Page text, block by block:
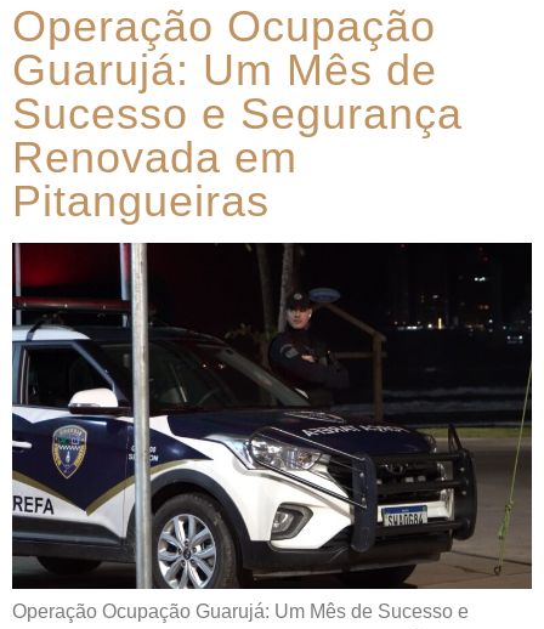
Operação Ocupação
Guarujá: Um Mês de
Sucesso e Segurança
Renovada em
Pitangueiras
Operação Ocupação Guarujá: Um Mês de Sucesso e